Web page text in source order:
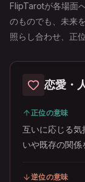
FlipTarotが各場面
のものでも、未来
照らし合わせ、正
恋愛・
正位の意味
互いに応じる気
いや既存の関係
逆位の意味